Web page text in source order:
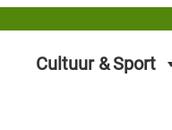
Cultuur & Sport